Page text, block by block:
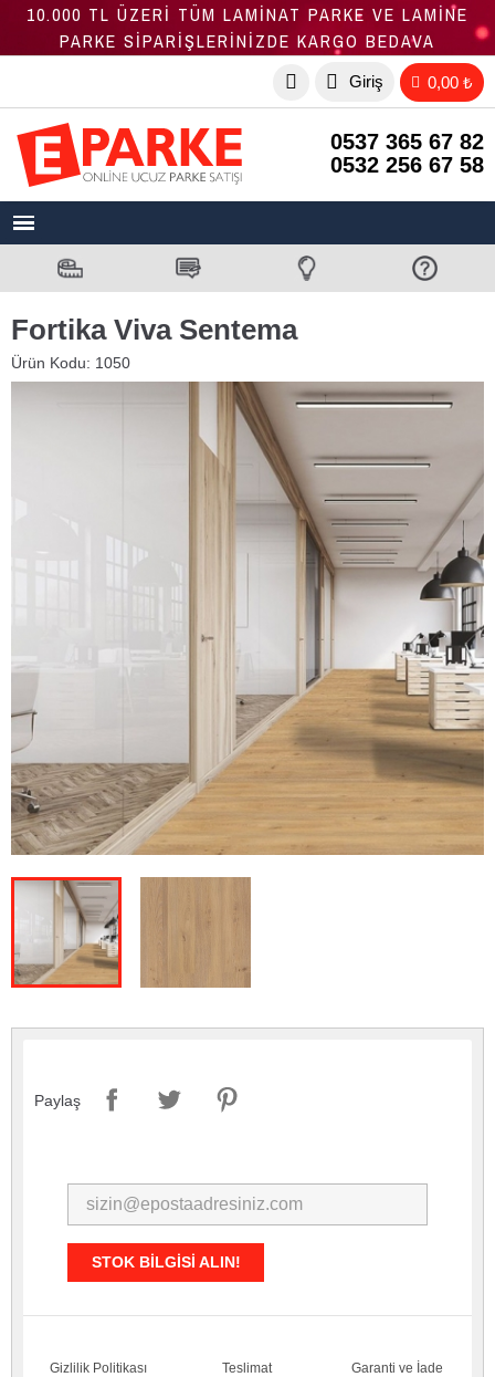
10.000 TL ÜZERİ TÜM LAMİNAT PARKE VE LAMİNE
PARKE SİPARİŞLERİNİZDE KARGO BEDAVA
Giriş 0,00 ₺
0537 365 67 82
0532 256 67 58
Fortika Viva Sentema
Ürün Kodu: 1050
Paylaş
STOK BILGISI ALIN!
Gizlilik Politikası Teslimat Garanti ve İade